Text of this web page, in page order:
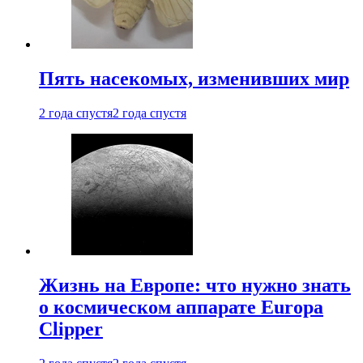
Пять насекомых, изменивших мир
2 года спустя2 года спустя
Жизнь на Европе: что нужно знать
о космическом аппарате Europa
Clipper